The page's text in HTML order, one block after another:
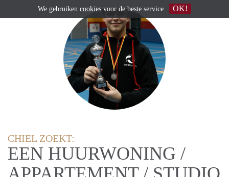
CHIEL ZOEKT:
EEN HUURWONING /
We gebruiken cookiesvoor de beste service OK!